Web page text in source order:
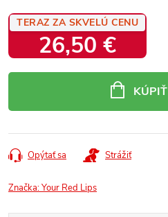
TERAZ ZA SKVELÚ CENU
26,50 €
KÚPIŤ
Opýtať sa Strážiť
Značka:Your Red Lips